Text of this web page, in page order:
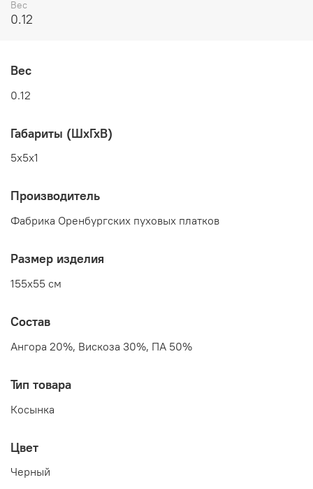
Вес
0.12
Вес
0.12
Габариты (ШхГхВ)
5x5x1
Производитель
Фабрика Оренбургских пуховых платков
Размер изделия
155x55 см
Состав
Ангора 20%, Вискоза 30%, ПА 50%
Тип товара
Косынка
Цвет
Черный